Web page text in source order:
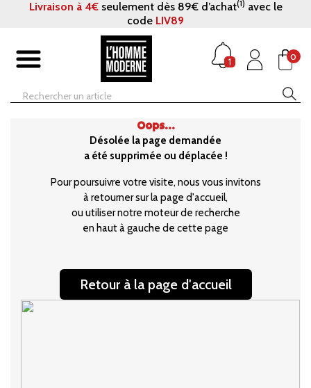
Livraison à 4€ seulement dès 89€ d’achat(1) avec le
code LIV89
1 0
Oops...
Désolée la page demandée
a été supprimée ou déplacée !
Pour poursuivre votre visite, nous vous invitons
à retourner sur la page d'accueil,
ou utiliser notre moteur de recherche
en haut à gauche de cette page
Retour à la page d'accueil